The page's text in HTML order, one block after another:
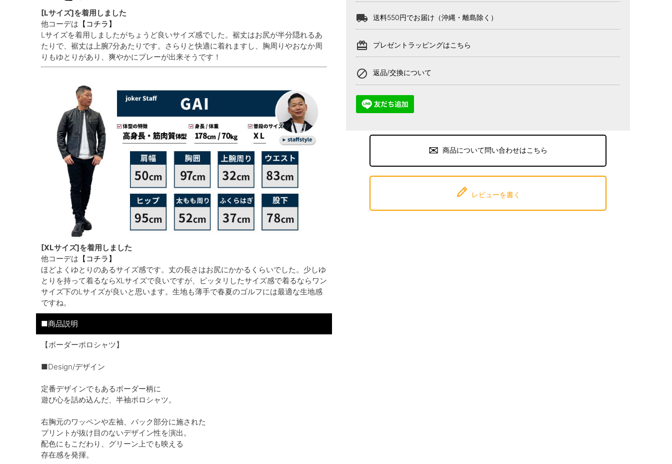
[Lサイズ]を着用しました
他コーデは 【コチラ】
Lサイズを着用しましたがちょうど良いサイズ感でした。裾丈はお尻が半分隠れるあ
たりで、裾丈は上腕7分あたりです。さらりと快適に着れますし、胸周りやおなか周
りもゆとりがあり、爽やかにプレーが出来そうです！
[XLサイズ]を着用しました
他コーデは 【コチラ】
ほどよくゆとりのあるサイズ感です。丈の長さはお尻にかかるくらいでした。少しゆ
とりを持って着るならXLサイズで良いですが、ピッタリしたサイズ感で着るならワン
サイズ下のLサイズが良いと思います。生地も薄手で春夏のゴルフには最適な生地感
ですね。
■商品説明
【ボーダーポロシャツ】
■Design/デザイン
定番デザインでもあるボーダー柄に
遊び心を詰め込んだ、半袖ポロシャツ。
右胸元のワッペンや左袖、バック部分に施された
プリントが抜け目のないデザイン性を演出。
配色にもこだわり、グリーン上でも映える
存在感を発揮。
local_shipping 送料550円でお届け（沖縄・離島除く）
card_giftcard プレゼントラッピングはこちら
block 返品/交換について
商品について問い合わせはこちら
レビューを書く